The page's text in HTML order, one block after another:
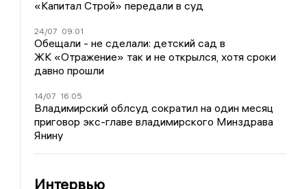
«Капитал Строй» передали в суд
24/07 09:01
Обещали - не сделали: детский сад в
ЖК «Отражение» так и не открылся, хотя сроки
давно прошли
14/07 16:05
Владимирский облсуд сократил на один месяц
приговор экс-главе владимирского Минздрава
Янину
Интервью